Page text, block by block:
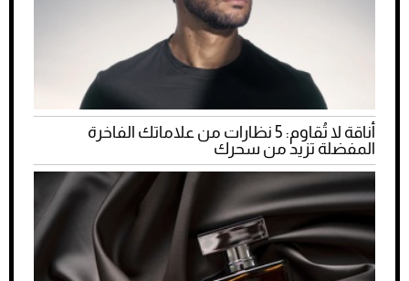
أناقة لا تُقاوم: 5 نظارات من علاماتك الفاخرة
المفضلة تزيد من سحرك